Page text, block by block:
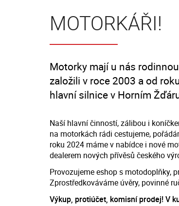
MOTORKÁŘI!
Motorky mají u nás
založili v roce 2003 a od
hlavní silnice v Horním
Naší hlavní činností, zálibou i
na motorkách rádi cestujeme,
roku 2024 máme v nabídce i nové
dealerem nových přívěsů českého
Provozujeme eshop s motodoplňky,
Zprostředkováváme úvěry, povinné
Výkup, protiúčet, komisní prodej! V